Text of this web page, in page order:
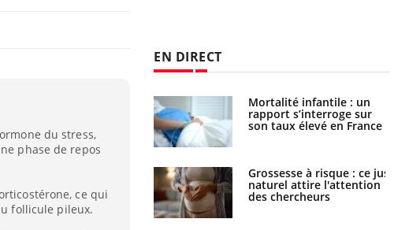
du stress,
phase de repos
ce qui
follicule pileux.
EN DIRECT
Mortalité infantile : un
rapport s’interroge sur
son taux élevé en France
Grossesse à risque : ce jus
naturel attire l'attention
des chercheurs